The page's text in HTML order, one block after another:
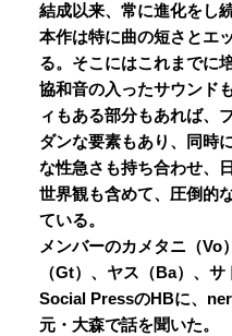
結成以来、常に進化をし
本作は特に曲の短さとエ
る。そこにはこれまでに
協和音の入ったサウンド
ィもある部分もあれば、
ダンな要素もあり、同時
な性急さも持ち合わせ、
世界観も含めて、圧倒的
ている。
メンバーのカメタニ（Vo
（Gt）、ヤス（Ba）、
Social PressのHBに、
元・大森で話を聞いた。